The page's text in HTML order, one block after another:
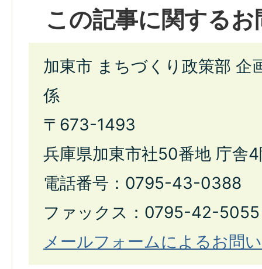
この記事に関する
加東市 まちづくり政策部 企
係
〒673-1493
兵庫県加東市社50番地 庁舎
電話番号：0795-43-0388
ファックス：0795-42-5055
メールフォームによるお問